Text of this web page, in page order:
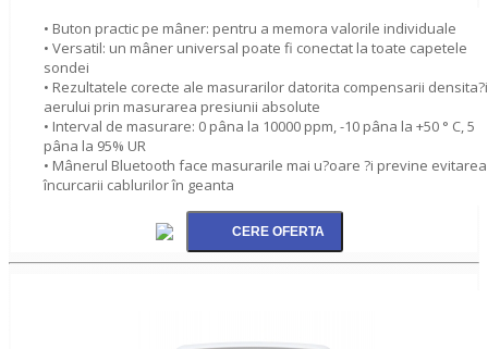
• Buton practic pe mâner: pentru a memora valorile individuale
• Versatil: un mâner universal poate fi conectat la toate capetele
sondei
• Rezultatele corecte ale masurarilor datorita compensarii
aerului prin masurarea presiunii absolute
• Interval de masurare: 0 pâna la 10000 ppm, -10 pâna la +50 ° C, 5
pâna la 95% UR
• Mânerul Bluetooth face masurarile mai u?oare ?i previne evitarea
încurcarii cablurilor în geanta